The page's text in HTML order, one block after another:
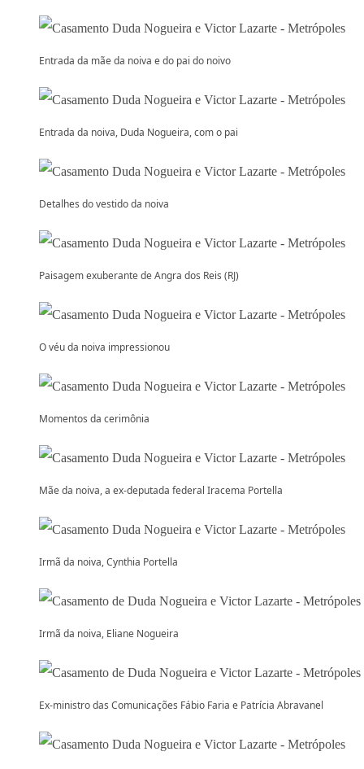
Entrada da mãe da noiva e do pai do noivo
Entrada da noiva, Duda Nogueira, com o pai
Detalhes do vestido da noiva
Paisagem exuberante de Angra dos Reis (RJ)
O véu da noiva impressionou
Momentos da cerimônia
Mãe da noiva, a ex-deputada federal Iracema Portella
Irmã da noiva, Cynthia Portella
Irmã da noiva, Eliane Nogueira
Ex-ministro das Comunicações Fábio Faria e Patrícia Abravanel